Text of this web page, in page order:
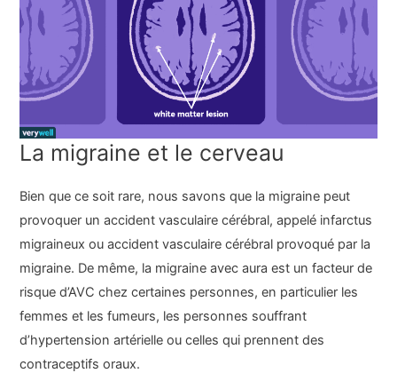
La migraine et le cerveau
Bien que ce soit rare, nous savons que la migraine peut
provoquer un accident vasculaire cérébral, appelé infarctus
migraineux ou accident vasculaire cérébral provoqué par la
migraine. De même, la migraine avec aura est un facteur de
risque d’AVC chez certaines personnes, en particulier les
femmes et les fumeurs, les personnes souffrant
d’hypertension artérielle ou celles qui prennent des
contraceptifs oraux.